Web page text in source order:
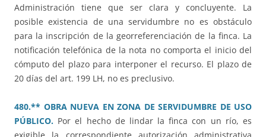
Administración tiene que ser clara y concluyente. La
posible existencia de una servidumbre no es obstáculo
para la inscripción de la georreferenciación de la finca. La
notificación telefónica de la nota no comporta el inicio del
cómputo del plazo para interponer el recurso. El plazo de
20 días del art. 199 LH, no es preclusivo.
480.** OBRA NUEVA EN ZONA DE SERVIDUMBRE DE USO
PÚBLICO. Por el hecho de lindar la finca con un río, es